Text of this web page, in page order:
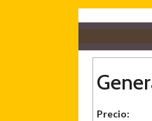
Precio: